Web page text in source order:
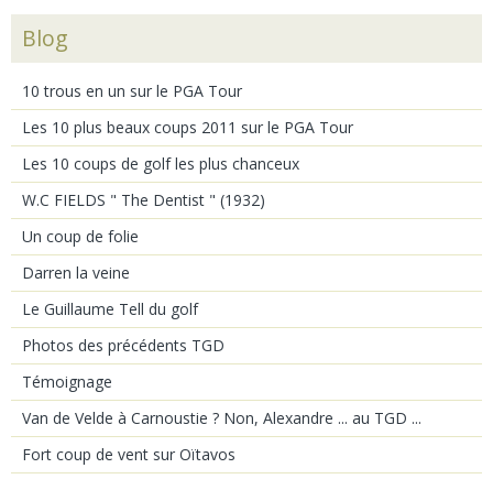
Blog
10 trous en un sur le PGA Tour
Les 10 plus beaux coups 2011 sur le PGA Tour
Les 10 coups de golf les plus chanceux
W.C FIELDS " The Dentist " (1932)
Un coup de folie
Darren la veine
Le Guillaume Tell du golf
Photos des précédents TGD
Témoignage
Van de Velde à Carnoustie ? Non, Alexandre ... au TGD ...
Fort coup de vent sur Oïtavos